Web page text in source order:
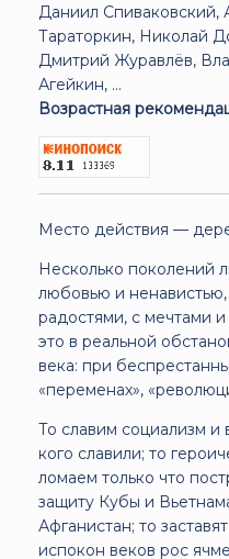
Даниил Спиваковский,
Тараторкин, Николай
Дмитрий Журавлёв,
Агейкин, ...
Возрастная
Место действия —
Несколько поколений
любовью и
радостями, с мечтами
это в реальной
века: при
«переменах»,
То славим социализм и
кого славили; то
ломаем только что
защиту Кубы и
Афганистан; то
испокон веков рос